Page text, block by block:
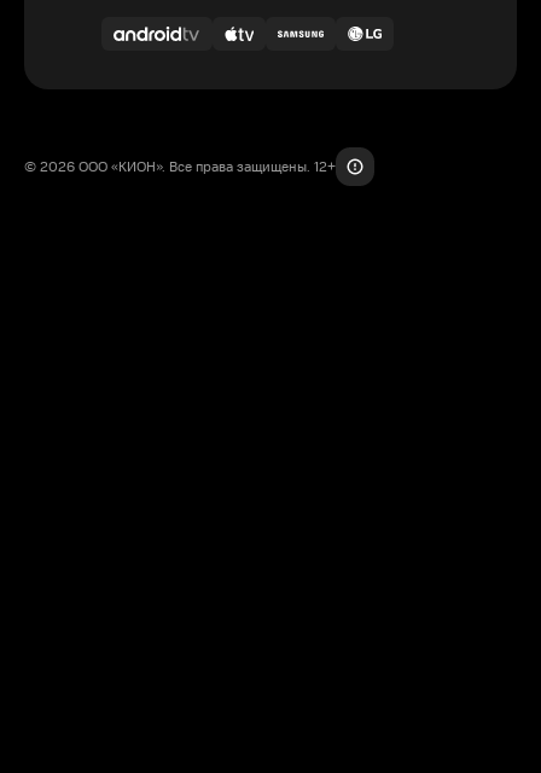
© 2026 ООО «КИОН». Все права защищены. 12+